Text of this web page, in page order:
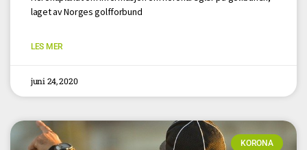
laget av Norges golfforbund
LES MER
juni 24, 2020
KORONA